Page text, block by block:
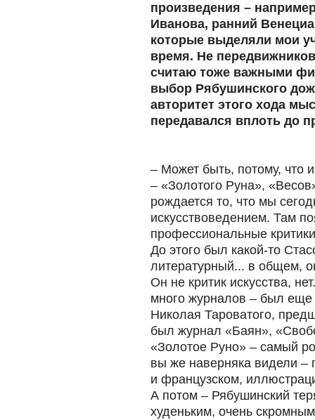
произведения –
Иванова, ранний
которые выделяли мои
время. Не
считаю тоже важными
выбор Рябушинского
авторитет этого хода
передавался вплоть до
– Может быть, потому, что
– «Золотого Руна»,
рождается то, что мы
искусствоведением. Там
профессиональные
До этого был какой-то
литературный... в общем,
Он не критик искусства,
много журналов – был еще
Николая Тароватого,
был журнал «Баян»,
«Золотое Руно» – самый
вы же наверняка видели
и французском,
А потом – Рябушинский
худеньким, очень